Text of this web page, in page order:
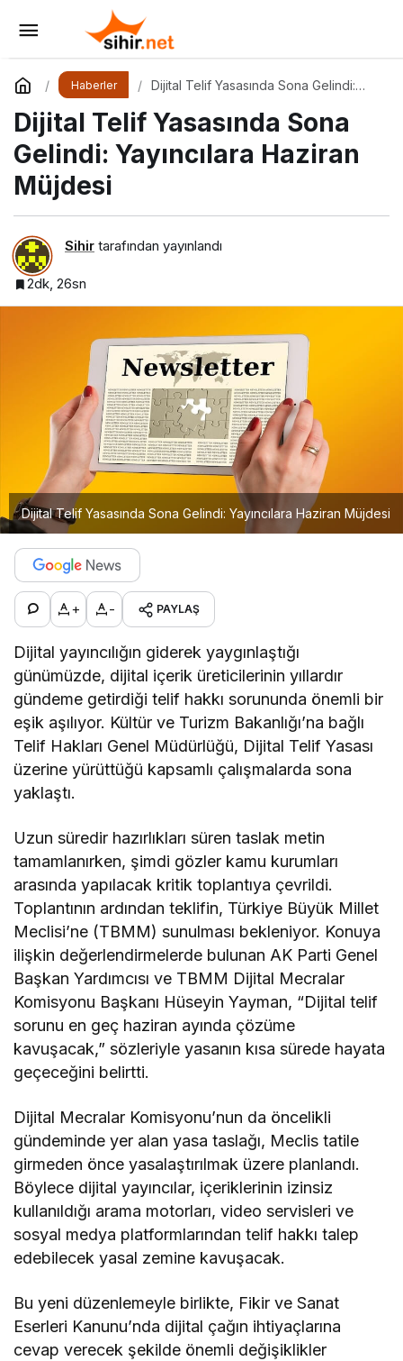
Haberler
Dijital Telif Yasasında Sona Gelindi:
Dijital Telif Yasasında Sona
Gelindi: Yayıncılara Haziran
Müjdesi
Sihir tarafından yayınlandı
2dk, 26sn
Dijital Telif Yasasında Sona Gelindi: Yayıncılara Haziran Müjdesi
+ - PAYLAŞ
Dijital yayıncılığın giderek yaygınlaştığı
günümüzde, dijital içerik üreticilerinin yıllardır
gündeme getirdiği telif hakkı sorununda önemli bir
eşik aşılıyor. Kültür ve Turizm Bakanlığı’na bağlı
Telif Hakları Genel Müdürlüğü, Dijital Telif Yasası
üzerine yürüttüğü kapsamlı çalışmalarda sona
yaklaştı.
Uzun süredir hazırlıkları süren taslak metin
tamamlanırken, şimdi gözler kamu kurumları
arasında yapılacak kritik toplantıya çevrildi.
Toplantının ardından teklifin, Türkiye Büyük Millet
Meclisi’ne (TBMM) sunulması bekleniyor. Konuya
ilişkin değerlendirmelerde bulunan AK Parti Genel
Başkan Yardımcısı ve TBMM Dijital Mecralar
Komisyonu Başkanı Hüseyin Yayman, “Dijital telif
sorunu en geç haziran ayında çözüme
kavuşacak,” sözleriyle yasanın kısa sürede hayata
geçeceğini belirtti.
Dijital Mecralar Komisyonu’nun da öncelikli
gündeminde yer alan yasa taslağı, Meclis tatile
girmeden önce yasalaştırılmak üzere planlandı.
Böylece dijital yayıncılar, içeriklerinin izinsiz
kullanıldığı arama motorları, video servisleri ve
sosyal medya platformlarından telif hakkı talep
edebilecek yasal zemine kavuşacak.
Bu yeni düzenlemeyle birlikte, Fikir ve Sanat
Eserleri Kanunu’nda dijital çağın ihtiyaçlarına
cevap verecek şekilde önemli değişiklikler
Vodafone Sultanlar Ligi Finali Yeni
Rekorlarla Tamamlandı
Yorum Yap